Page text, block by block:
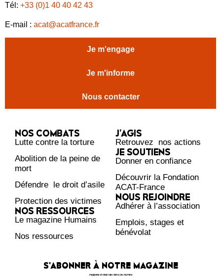
Tél: +33 (0)1 40 40 42 43
E-mail : acat@acatfrance.fr
Je m'engage
Je m'informe
Nous contacter
NOS COMBATS
Lutte contre la torture
Abolition de la peine de
mort
Défendre le droit d’asile
Protection des victimes
NOS RESSOURCES
Le magazine Humains
Nos ressources
J’AGIS
Retrouvez nos actions
JE SOUTIENS
Donner en confiance
Découvrir la Fondation
ACAT-France
NOUS REJOINDRE
Adhérer à l’association
Emplois, stages et
bénévolat
S'ABONNER À NOTRE MAGAZINE